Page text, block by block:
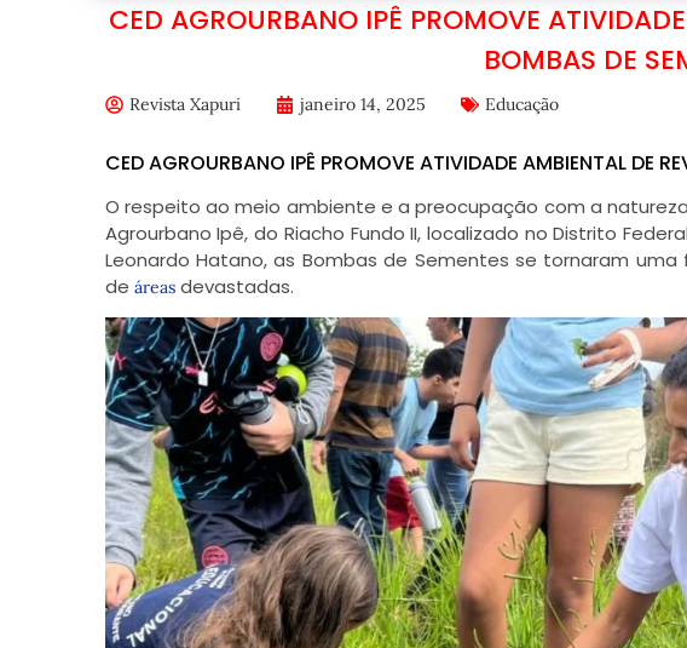
CED AGROURBANO IPÊ PROMOVE
BOMBAS DE
Revista Xapuri janeiro 14, 2025 Educação
CED AGROURBANO IPÊ PROMOVE ATIVIDADE AMBIENTAL DE
O respeito ao meio ambiente e a preocupação com a
Agrourbano Ipê, do Riacho Fundo II, localizado no Distrito
Leonardo Hatano, as Bombas de Sementes se tornaram
de áreasdevastadas.